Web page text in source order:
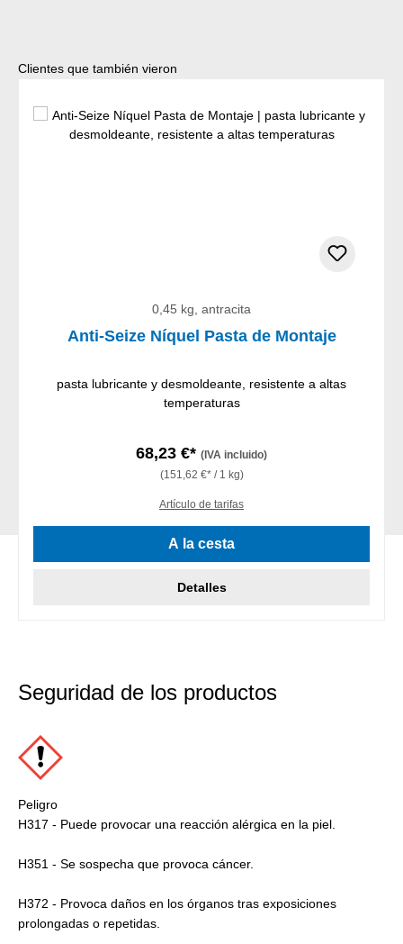
Omitir la galería de productos
Clientes que también vieron
0,45 kg, antracita
Anti-Seize Níquel Pasta de Montaje
pasta lubricante y desmoldeante, resistente a altas
temperaturas
68,23 €* (IVA incluido)
(151,62 €* / 1 kg)
Artículo de tarifas
A la cesta
Detalles
Seguridad de los productos
Peligro
H317 - Puede provocar una reacción alérgica en la piel.
H351 - Se sospecha que provoca cáncer.
H372 - Provoca daños en los órganos tras exposiciones
prolongadas o repetidas.